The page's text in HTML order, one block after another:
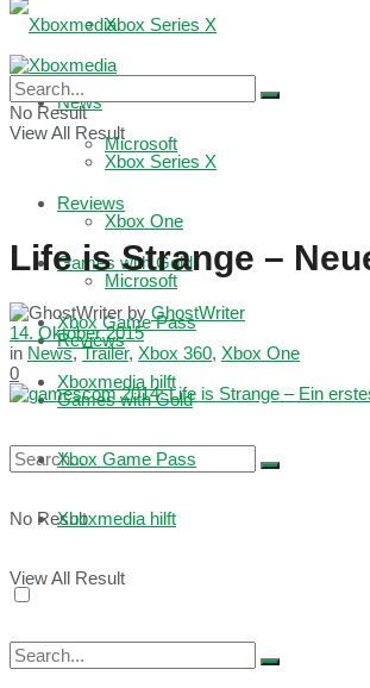
Xbox Series X
Microsoft
Reviews
Games with Gold
Xbox Game Pass
Xboxmedia hilft
No Result
View All Result
News
Xbox Series X
Xbox One
Microsoft
Reviews
Games with Gold
Xbox Game Pass
Xboxmedia hilft
No Result
View All Result
Life is Strange –
by GhostWriter
14. Oktober 2015
in News,Trailer, Xbox 360, Xbox One
0